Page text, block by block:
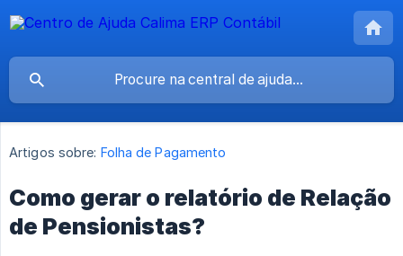
Artigos sobre: Folha de Pagamento
Como gerar o relatório de Relação
de Pensionistas?